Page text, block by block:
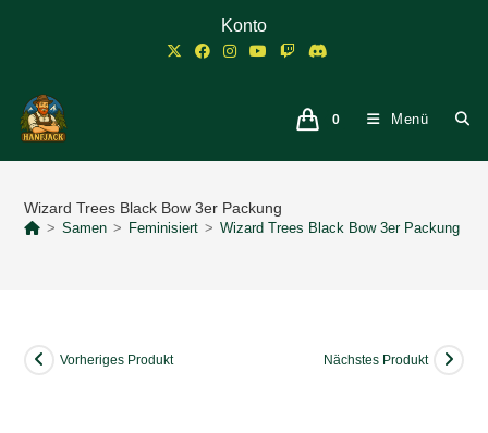
Konto
0 Menü
Wizard Trees Black Bow 3er Packung
> Samen > Feminisiert > Wizard Trees Black Bow 3er Packung
Vorheriges Produkt Nächstes Produkt